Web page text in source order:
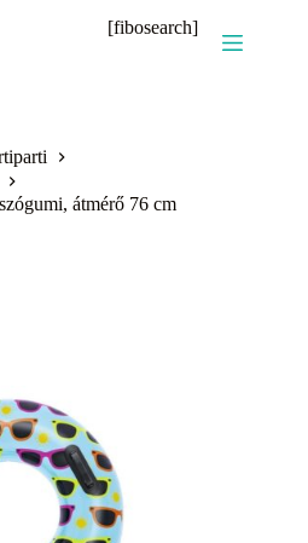
[fibosearch]
átmérő 76 cm